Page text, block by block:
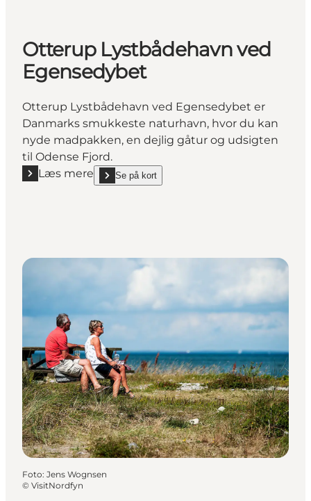
Otterup Lystbådehavn ved
Egensedybet
Otterup Lystbådehavn ved Egensedybet er
Danmarks smukkeste naturhavn, hvor du kan
nyde madpakken, en dejlig gåtur og udsigten
til Odense Fjord.
Læs mere
Læs mere "Otterup Lystbådehavn ved
Se på kort
show Otterup Lystbådehavn ved Egensedybet
Foto: Jens Wognsen
© VisitNordfyn